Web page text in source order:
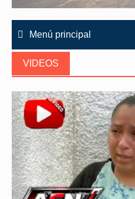
Menú principal
VIDEOS